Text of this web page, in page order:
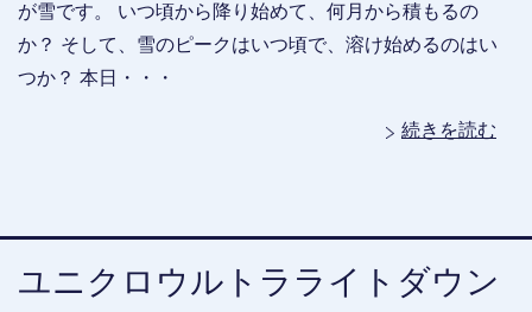
が雪です。 いつ頃から降り始めて、何月から積もるの
か？ そして、雪のピークはいつ頃で、溶け始めるのはい
つか？ 本日・・・
続きを読む
ユニクロウルトラライトダウン